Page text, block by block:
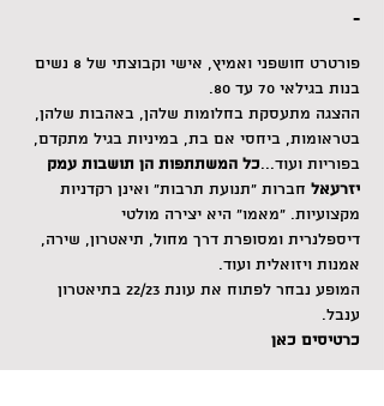
-
פורטרט חושפני ואמיץ, אישי וקבוצתי של 8 נשים
בנות בגילאי 70 עד 80.
ההצגה מתעסקת בחלומות שלהן, באהבות שלהן,
בטראומות, ביחסי אם בת, במיניות בגיל מתקדם,
בפוריות ועוד...כל המשתתפות הן תושבות עמק
יזרעאל חברות ״תנועת תרבות״ ואינן רקדניות
מקצועיות. ״מאמו״ היא יצירה מולטי
דיספלנרית ומסופרת דרך מחול, תיאטרון, שירה,
אמנות ויזואלית ועוד.
המופע נבחר לפתוח את עונת 22/23 בתיאטרון
ענבל.
כרטיסים כאן